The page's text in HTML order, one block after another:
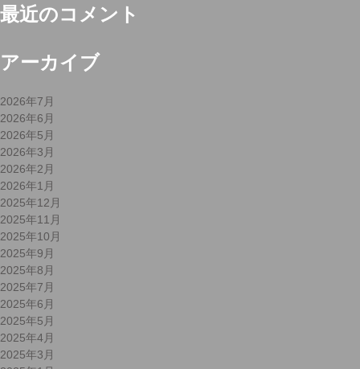
り
組
に
最近のコメント
アーカイブ
2026年7月
2026年6月
2026年5月
2026年3月
2026年2月
2026年1月
2025年12月
2025年11月
2025年10月
2025年9月
2025年8月
2025年7月
2025年6月
2025年5月
2025年4月
2025年3月